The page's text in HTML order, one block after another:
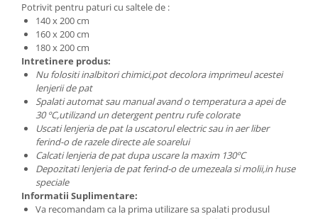
Potrivit pentru paturi cu saltele de :
140 x 200 cm
160 x 200 cm
180 x 200 cm
Intretinere produs:
Nu folositi inalbitori chimici,pot decolora imprimeul acestei
lenjerii de pat
Spalati automat sau manual avand o temperatura a apei de
30 ºC,utilizand un detergent pentru rufe colorate
Uscati lenjeria de pat la uscatorul electric sau in aer liber
ferind-o de razele directe ale soarelui
Calcati lenjeria de pat dupa uscare la maxim 130ºC
Depozitati lenjeria de pat ferind-o de umezeala si molii,in huse
speciale
Informatii Suplimentare:
Va recomandam ca la prima utilizare sa spalati produsul